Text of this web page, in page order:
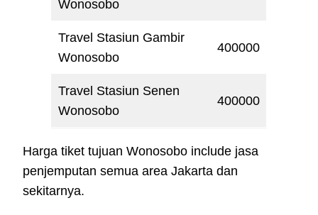
Wonosobo
Travel Stasiun Gambir
Wonosobo
400000
Travel Stasiun Senen
Wonosobo
400000
Harga tiket tujuan Wonosobo include jasa
penjemputan semua area Jakarta dan
sekitarnya.